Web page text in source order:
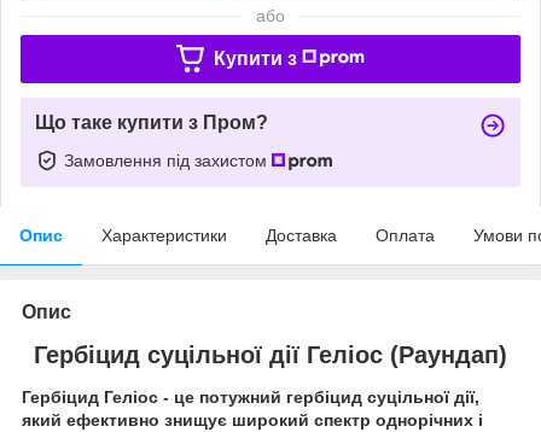
або
Купити з
Що таке купити з Пром?
Замовлення під захистом
Опис Характеристики Доставка Оплата Умови
Опис
Гербіцид суцільної дії Геліос (Раундап)
Гербіцид Геліос - це потужний гербіцид суцільної дії,
який ефективно знищує широкий спектр однорічних і